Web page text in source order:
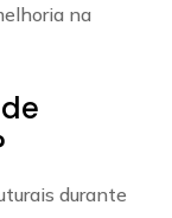
na
durante